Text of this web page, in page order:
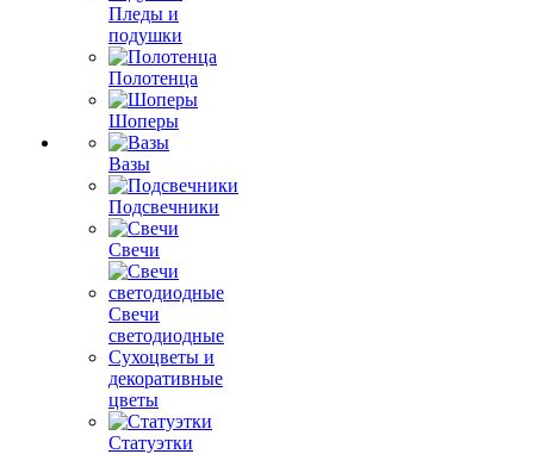
Пледы и
подушки
Полотенца
Шоперы
Вазы
Подсвечники
Свечи
Свечи
светодиодные
Сухоцветы и
декоративные
цветы
Статуэтки